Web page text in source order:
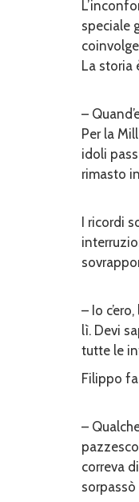
speciale
La storia
–
Per la
idoli
rimasto
I ricordi
– Io
lì. Devi
tutte le
Filippo
–
correva
sorpassò